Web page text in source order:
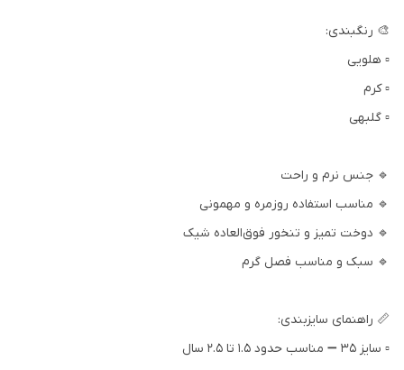
🎨 رنگبندی:
▫️ هلویی
▫️ کرم
▫️ گلبهی
🔹 جنس نرم و راحت
🔹 مناسب استفاده روزمره و مهمونی
🔹 دوخت تمیز و تنخور فوق‌العاده شیک
🔹 سبک و مناسب فصل گرم
📏 راهنمای سایزبندی:
▫️ سایز 35 ➖ مناسب حدود ۱.۵ تا ۲.۵ سال